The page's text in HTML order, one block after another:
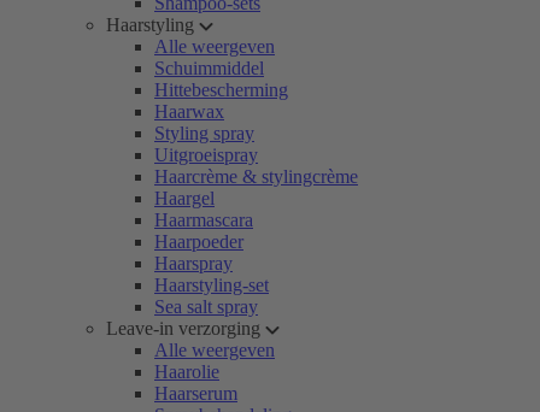
Haarstyling
Alle weergeven
Schuimmiddel
Hittebescherming
Haarwax
Styling spray
Uitgroeispray
Haarcrème & stylingcrème
Haargel
Haarmascara
Haarpoeder
Haarspray
Haarstyling-set
Sea salt spray
Leave-in verzorging
Alle weergeven
Haarolie
Haarserum